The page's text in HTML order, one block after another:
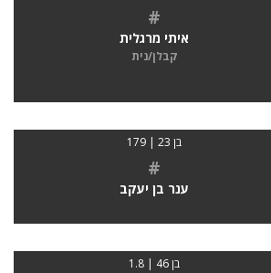
#
איתי מרגלית
קבלן/נית
בן 23 | 179
#
ענר בן יעקב
בן 46 | 1.8